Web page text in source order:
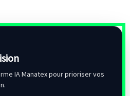
IA Manatex pour prioriser vos